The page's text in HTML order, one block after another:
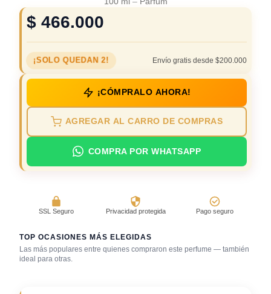
$ 466.000
¡SOLO QUEDAN 2! Envío gratis desde $200.000
¡CÓMPRALO AHORA!
AGREGAR AL CARRO DE COMPRAS
COMPRA POR WHATSAPP
SSL Seguro Privacidad protegida Pago seguro
TOP OCASIONES MÁS ELEGIDAS
Las más populares entre quienes compraron este perfume — también
ideal para otras.
Bar / cocteles
Salida casual de